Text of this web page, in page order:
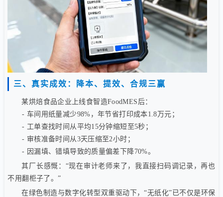
三、真实成效：降本、提效、合规三赢
某烘焙食品企业上线食智造FoodMES后：
- 车间用纸量减少98%，年节省打印成本1.8万元；
- 工单查找时间从平均15分钟缩短至5秒；
- 审核准备时间从3天压缩至2小时；
- 因漏填、错填导致的质量偏差下降70%。
其厂长感慨：“现在审计老师来了，我直接扫码调记录，再也
不用翻柜子了。”
在绿色制造与数字化转型双重驱动下，“无纸化”已不仅是环保